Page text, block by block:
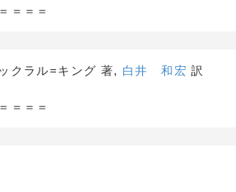
＝＝＝
クラル=キング 著, 白井 和宏 訳
＝＝＝